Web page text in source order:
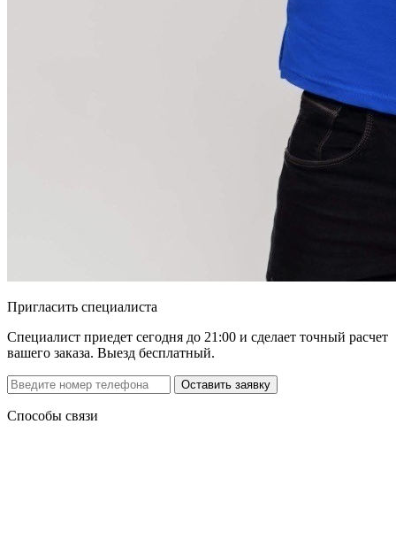
Пригласить специалиста
Специалист приедет сегодня до 21:00 и сделает точный расчет
вашего заказа. Выезд бесплатный.
Способы связи